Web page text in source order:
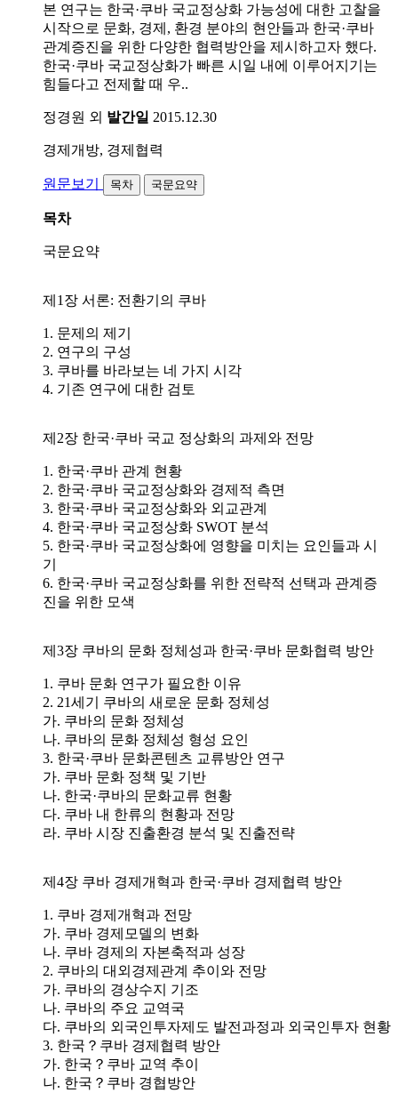
본 연구는 한국·쿠바 국교정상화 가능성에 대한 고찰을
시작으로 문화, 경제, 환경 분야의 현안들과 한국·쿠바
관계증진을 위한 다양한 협력방안을 제시하고자 했다.
한국·쿠바 국교정상화가 빠른 시일 내에 이루어지기는
힘들다고 전제할 때 우..
정경원 외 발간일 2015.12.30
경제개방, 경제협력
원문보기 목차 국문요약
목차
국문요약
제1장 서론: 전환기의 쿠바
1. 문제의 제기
2. 연구의 구성
3. 쿠바를 바라보는 네 가지 시각
4. 기존 연구에 대한 검토
제2장 한국·쿠바 국교 정상화의 과제와 전망
1. 한국·쿠바 관계 현황
2. 한국·쿠바 국교정상화와 경제적 측면
3. 한국·쿠바 국교정상화와 외교관계
4. 한국·쿠바 국교정상화 SWOT 분석
5. 한국·쿠바 국교정상화에 영향을 미치는 요인들과 시
기
6. 한국·쿠바 국교정상화를 위한 전략적 선택과 관계증
진을 위한 모색
제3장 쿠바의 문화 정체성과 한국·쿠바 문화협력 방안
1. 쿠바 문화 연구가 필요한 이유
2. 21세기 쿠바의 새로운 문화 정체성
가. 쿠바의 문화 정체성
나. 쿠바의 문화 정체성 형성 요인
3. 한국·쿠바 문화콘텐츠 교류방안 연구
가. 쿠바 문화 정책 및 기반
나. 한국·쿠바의 문화교류 현황
다. 쿠바 내 한류의 현황과 전망
라. 쿠바 시장 진출환경 분석 및 진출전략
제4장 쿠바 경제개혁과 한국·쿠바 경제협력 방안
1. 쿠바 경제개혁과 전망
가. 쿠바 경제모델의 변화
나. 쿠바 경제의 자본축적과 성장
2. 쿠바의 대외경제관계 추이와 전망
가. 쿠바의 경상수지 기조
나. 쿠바의 주요 교역국
다. 쿠바의 외국인투자제도 발전과정과 외국인투자 현황
3. 한국？쿠바 경제협력 방안
가. 한국？쿠바 교역 추이
나. 한국？쿠바 경협방안